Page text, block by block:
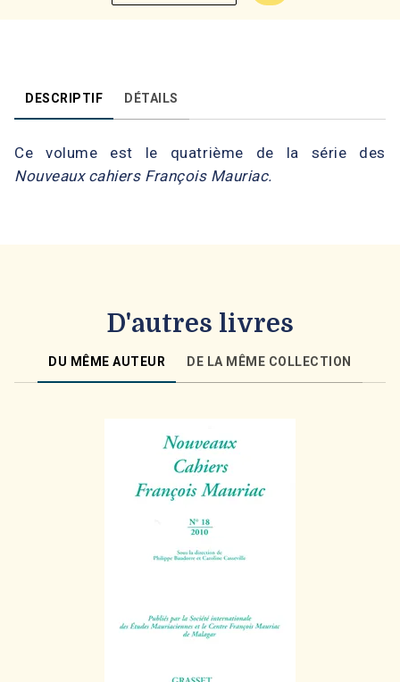
DESCRIPTIF DÉTAILS
Ce volume est le quatrième de la série des
Nouveaux cahiers François Mauriac.
D'autres livres
DU MÊME AUTEUR DE LA MÊME COLLECTION